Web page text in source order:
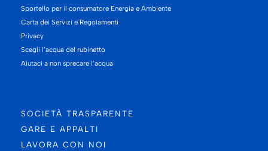
Sportello per il consumatore Energia e Ambiente
Carta dei Servizi e Regolamenti
Privacy
Scegli l’acqua del rubinetto
Aiutaci a non sprecare l’acqua
SOCIETÀ TRASPARENTE
GARE E APPALTI
LAVORA CON NOI